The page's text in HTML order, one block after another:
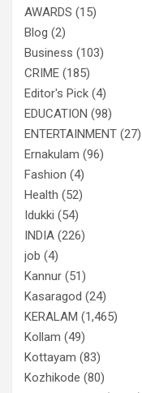
AWARDS (15)
Blog (2)
Business (103)
CRIME (185)
Editor's Pick (4)
EDUCATION (98)
ENTERTAINMENT (27)
Ernakulam (96)
Fashion (4)
Health (52)
Idukki (54)
INDIA (226)
job (4)
Kannur (51)
Kasaragod (24)
KERALAM (1,465)
Kollam (49)
Kottayam (83)
Kozhikode (80)